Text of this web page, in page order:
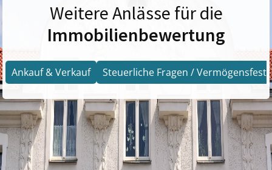
Weitere Anlässe für die
Immobilienbewertung
Ankauf & Verkauf Steuerliche Fragen /